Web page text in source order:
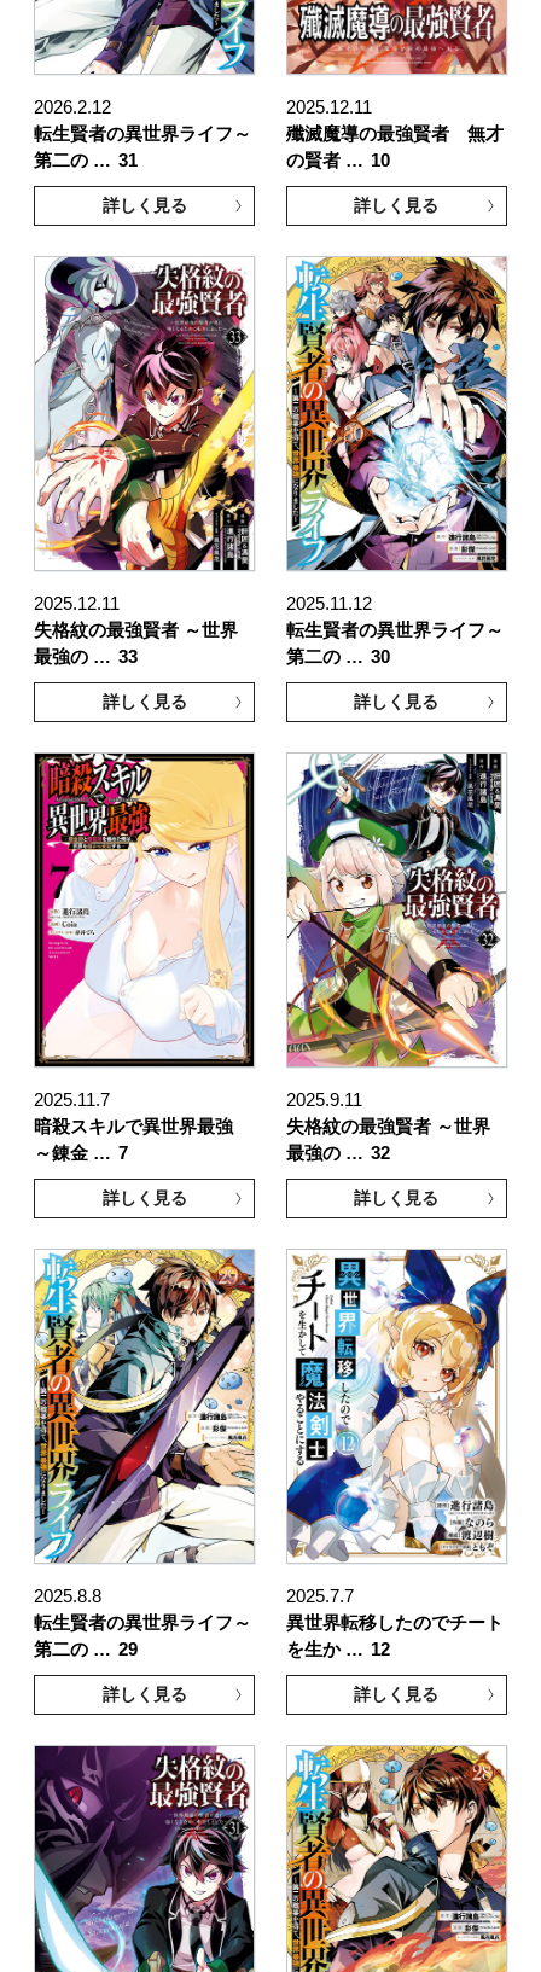
2026.2.12
転生賢者の異世界ライフ～
第二の … 31
詳しく見る
2025.12.11
殲滅魔導の最強賢者 無才
の賢者 … 10
詳しく見る
2025.12.11
失格紋の最強賢者 ～世界
最強の … 33
詳しく見る
2025.11.12
転生賢者の異世界ライフ～
第二の … 30
詳しく見る
2025.11.7
暗殺スキルで異世界最強
～錬金 … 7
詳しく見る
2025.9.11
失格紋の最強賢者 ～世界
最強の … 32
詳しく見る
2025.8.8
転生賢者の異世界ライフ～
第二の … 29
詳しく見る
2025.7.7
異世界転移したのでチート
を生か … 12
詳しく見る